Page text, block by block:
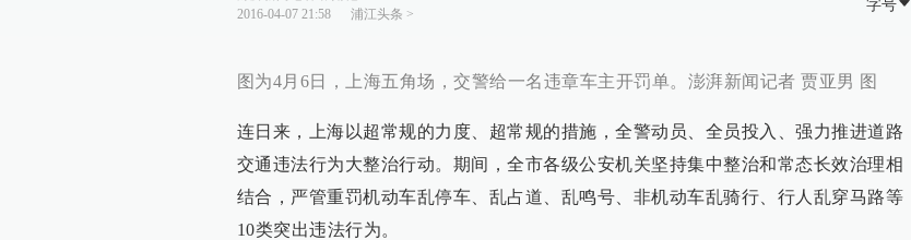
2016-04-07 21:58
浦江头条 >
字号
图为4月6日，上海五角场，交警给一名违章车主开罚单。澎湃新闻记者 贾亚男 图
连日来，上海以超常规的力度、超常规的措施，全警动员、全员投入、强力推进道路
交通违法行为大整治行动。期间，全市各级公安机关坚持集中整治和常态长效治理相
结合，严管重罚机动车乱停车、乱占道、乱鸣号、非机动车乱骑行、行人乱穿马路等
10类突出违法行为。